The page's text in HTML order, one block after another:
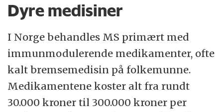
Dyre medisiner
I Norge behandles MS primært med
immunmodulerende medikamenter, ofte
kalt bremsemedisin på folkemunne.
Medikamentene koster alt fra rundt
30.000 kroner til 300.000 kroner per